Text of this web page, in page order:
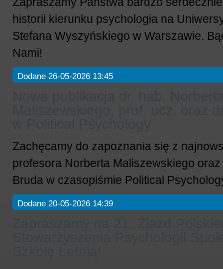
historii kierunku psychologia na
Stefana Wyszyńskiego w Warszawie.
Nami!
Dodane 26-05-2026 13:45
Zachęcamy do zapoznania się z
profesora Norberta Maliszewskiego
Bruda w czasopiśmie Political
Dodane 20-05-2026 14:39